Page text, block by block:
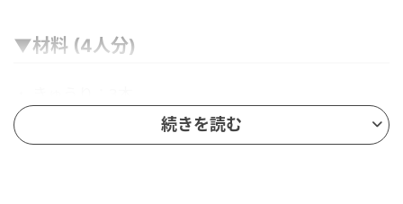
▼材料 (4人分)
・ 白だし：大さじ4
・ 水：大さじ2
続きを読む